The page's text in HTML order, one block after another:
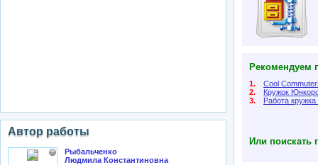
Автор работы
Рыбальченко
Людмила Константиновна
Рекомендуем
1.
Cool
2.
Кружок
3.
Работа
Или поискать